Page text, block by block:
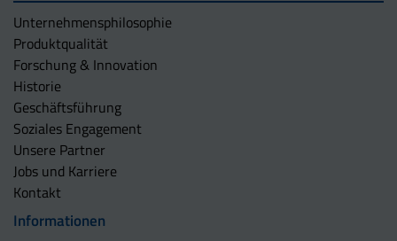
Unternehmens­philosophie
Produktqualität
Forschung & Innovation
Historie
Geschäftsführung
Soziales Engagement
Unsere Partner
Jobs und Karriere
Kontakt
Informationen